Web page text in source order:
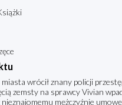
wrócił znany policji
zemsty na sprawcy Vivian
mężczyźnie